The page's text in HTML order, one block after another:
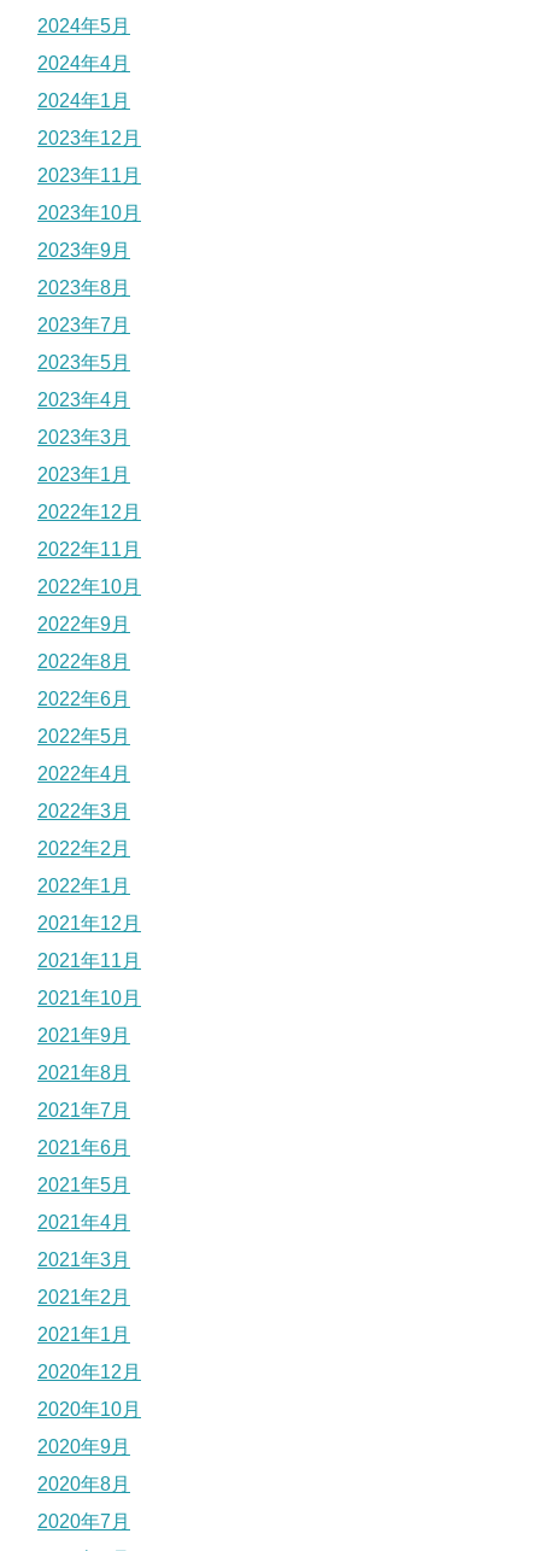
2024年5月
2024年4月
2024年1月
2023年12月
2023年11月
2023年10月
2023年9月
2023年8月
2023年7月
2023年5月
2023年4月
2023年3月
2023年1月
2022年12月
2022年11月
2022年10月
2022年9月
2022年8月
2022年6月
2022年5月
2022年4月
2022年3月
2022年2月
2022年1月
2021年12月
2021年11月
2021年10月
2021年9月
2021年8月
2021年7月
2021年6月
2021年5月
2021年4月
2021年3月
2021年2月
2021年1月
2020年12月
2020年10月
2020年9月
2020年8月
2020年7月